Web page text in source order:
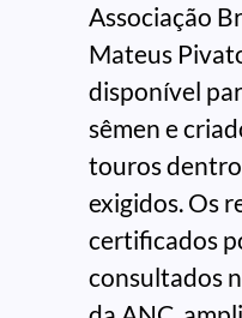
Associação
Mateus
disponível
sêmen e
touros
exigidos. Os
certificados
consultados